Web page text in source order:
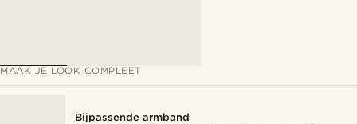
MAAK JE LOOK COMPLEET
Bijpassende armband